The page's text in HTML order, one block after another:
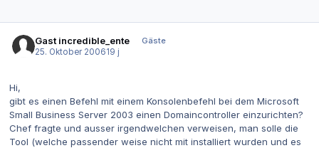
Gast incredible_ente
Gäste
25. Oktober 200619 j
Hi,
gibt es einen Befehl mit einem Konsolenbefehl bei dem Microsoft
Small Business Server 2003 einen Domaincontroller einzurichten?
Chef fragte und ausser irgendwelchen verweisen, man solle die
Tool (welche passender weise nicht mit installiert wurden und es